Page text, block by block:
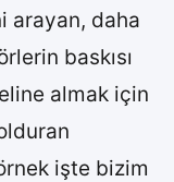
arayan, daha
baskısı
almak için
işte bizim